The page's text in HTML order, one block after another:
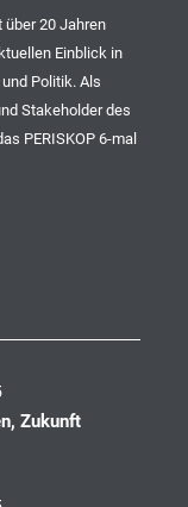
über 20 Jahren
Einblick in
Politik. Als
Stakeholder des
PERISKOP 6-mal
Zukunft